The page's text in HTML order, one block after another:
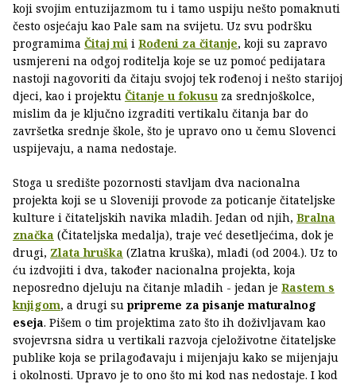
koji svojim entuzijazmom tu i tamo uspiju nešto pomaknuti
često osjećaju kao Pale sam na svijetu. Uz svu podršku
programima Čitaj mi i Rođeni za čitanje, koji su zapravo
usmjereni na odgoj roditelja koje se uz pomoć pedijatara
nastoji nagovoriti da čitaju svojoj tek rođenoj i nešto starijoj
djeci, kao i projektu Čitanje u fokusu za srednjoškolce,
mislim da je ključno izgraditi vertikalu čitanja bar do
završetka srednje škole, što je upravo ono u čemu Slovenci
uspijevaju, a nama nedostaje.
Stoga u središte pozornosti stavljam dva nacionalna
projekta koji se u Sloveniji provode za poticanje čitateljske
kulture i čitateljskih navika mladih. Jedan od njih, Bralna
značka (Čitateljska medalja), traje već desetljećima, dok je
drugi, Zlata hruška (Zlatna kruška), mlađi (od 2004.). Uz to
ću izdvojiti i dva, također nacionalna projekta, koja
neposredno djeluju na čitanje mladih - jedan je Rastem s
knjigom, a drugi su pripreme za pisanje maturalnog
eseja. Pišem o tim projektima zato što ih doživljavam kao
svojevrsna sidra u vertikali razvoja cjeloživotne čitateljske
publike koja se prilagođavaju i mijenjaju kako se mijenjaju
i okolnosti. Upravo je to ono što mi kod nas nedostaje. I kod